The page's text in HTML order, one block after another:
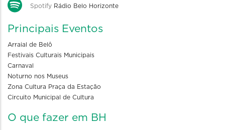
Spotify Rádio Belo Horizonte
Principais Eventos
Arraial de Belô
Festivais Culturais Municipais
Carnaval
Noturno nos Museus
Zona Cultura Praça da Estação
Circuito Municipal de Cultura
O que fazer em BH